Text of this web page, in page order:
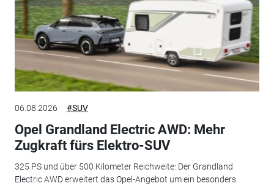
06.08.2026 #SUV
Opel Grandland Electric AWD: Mehr
Zugkraft fürs Elektro-SUV
325 PS und über 500 Kilometer Reichweite: Der Grandland
Electric AWD erweitert das Opel-Angebot um ein besonders